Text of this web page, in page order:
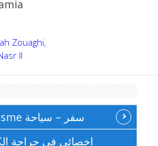
Zouaghi,
II
Voyage et Tourisme سفر – سياحة